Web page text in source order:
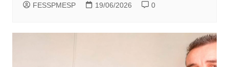
FESSPMESP 19/06/2026 0